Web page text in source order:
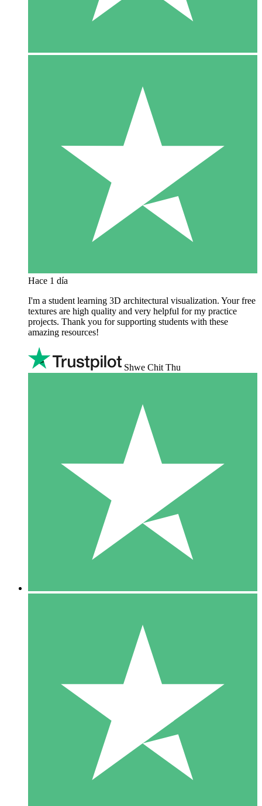
Hace 1 día
I'm a student learning 3D architectural visualization. Your free
textures are high quality and very helpful for my practice
projects. Thank you for supporting students with these
amazing resources!
Shwe Chit Thu